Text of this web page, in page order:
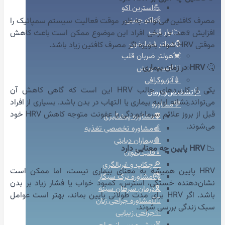
💪استرین اکو
👶اکو جنینی
📉نوار قلب
⌚هولتر فشارخون
💓هولتر ضربان قلب
🚴‍♀️تست ورزش
💉آنژیوگرافی
🩺تشخیص‌ودرمان
💬مشاوره
🛡️مشاوره پیشگیری
🍎مشاوره تخصصی تغذیه
🩸بیماران دیابتی
♀️قلب بانوان
🔎چکاپ و غربالگری
🚭مشاوره ترک سیگار
🎗️درمان سرطان سینه
👩‍⚕️مشاوره جراحی زنان
✨جراحی زیبایی
مصرف کافئین می‌تواند به طور موقت فعالیت سیستم سمپاتیک را
افزایش دهد. در برخی افراد این موضوع ممکن است باعث کاهش
موقتی HRV شود، به‌ویژه اگر مصرف کافئین زیاد باشد.
🤒HRV در زمان بیماری
یکی از کاربردهای جالب HRV این است که گاهی کاهش آن
می‌تواند نشانه اولیه بیماری یا التهاب در بدن باشد. بسیاری از افراد
قبل از بروز علائم سرماخوردگی یا عفونت متوجه کاهش HRV خود
می‌شوند.
📉HRV پایین چه معنایی دارد
HRV پایین همیشه به معنای بیماری نیست، اما ممکن است
نشان‌دهنده خستگی، استرس، کمبود خواب یا فشار زیاد بر بدن
باشد. اگر HRV برای مدت طولانی پایین بماند، بهتر است عوامل
سبک زندگی بررسی شوند.